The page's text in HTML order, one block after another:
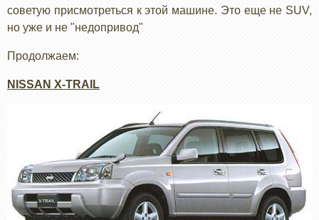
советую присмотреться к этой машине. Это еще не SUV,
но уже и не "недопривод"
Продолжаем:
NISSAN X-TRAIL